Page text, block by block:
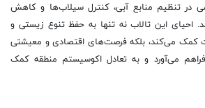
در تنظیم منابع آبی، کنترل سیلاب‌ها و کاهش
احیای این تالاب نه تنها به حفظ تنوع زیستی و
کمک می‌کند، بلکه فرصت‌های اقتصادی و معیشتی
فراهم می‌آورد و به تعادل اکوسیستم منطقه کمک